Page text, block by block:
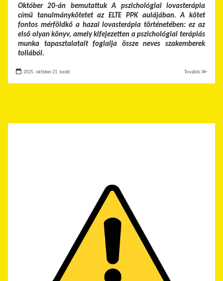
Október 20-án bemutattuk A pszichológiai lovasterápia
című tanulmánykötetet az ELTE PPK aulájában. A kötet
fontos mérföldkő a hazai lovasterápia történetében: ez az
első olyan könyv, amely kifejezetten a pszichológiai terápiás
munka tapasztalatait foglalja össze neves szakemberek
tollából.
2025. október 21. kedd Tovább ≫